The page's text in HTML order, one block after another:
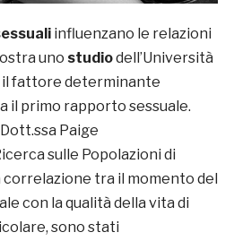
influenzano le relazioni
uno studiodell’Università
il fattore determinante
il primo rapporto sessuale.
Paige
sulle Popolazioni di
tra il momento del
con la qualità della vita di
sono stati